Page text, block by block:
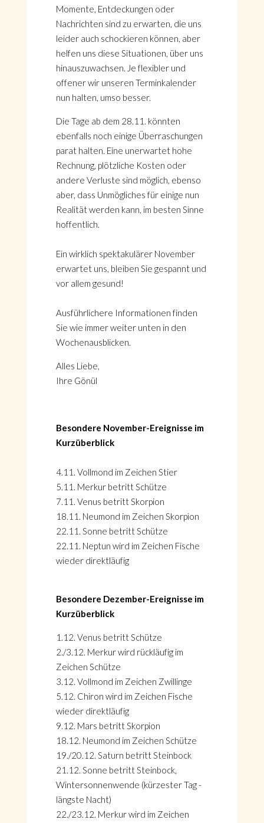
Momente, Entdeckungen oder
Nachrichten sind zu erwarten, die uns
leider auch schockieren können, aber
helfen uns diese Situationen, über uns
hinauszuwachsen. Je flexibler und
offener wir unseren Terminkalender
nun halten, umso besser.
Die Tage ab dem 28.11. könnten
ebenfalls noch einige Überraschungen
parat halten. Eine unerwartet hohe
Rechnung, plötzliche Kosten oder
andere Verluste sind möglich, ebenso
aber, dass Unmögliches für einige nun
Realität werden kann, im besten Sinne
hoffentlich.
Ein wirklich spektakulärer November
erwartet uns, bleiben Sie gespannt und
vor allem gesund!
Ausführlichere Informationen finden
Sie wie immer weiter unten in den
Wochenausblicken.
Alles Liebe,
Ihre Gönül
Besondere November-Ereignisse im
Kurzüberblick
4.11. Vollmond im Zeichen Stier
5.11. Merkur betritt Schütze
7.11. Venus betritt Skorpion
18.11. Neumond im Zeichen Skorpion
22.11. Sonne betritt Schütze
22.11. Neptun wird im Zeichen Fische
wieder direktläufig
Besondere Dezember-Ereignisse im
Kurzüberblick
1.12. Venus betritt Schütze
2./3.12. Merkur wird rückläufig im
Zeichen Schütze
3.12. Vollmond im Zeichen Zwillinge
5.12. Chiron wird im Zeichen Fische
wieder direktläufig
9.12. Mars betritt Skorpion
18.12. Neumond im Zeichen Schütze
19./20.12. Saturn betritt Steinbock
21.12. Sonne betritt Steinbock,
Wintersonnenwende (kürzester Tag -
längste Nacht)
22./23.12. Merkur wird im Zeichen